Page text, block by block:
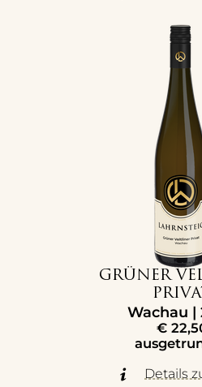
GRÜNER
Wachau |
€
Details